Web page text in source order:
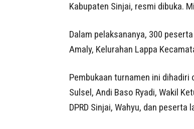
Kabupaten Sinjai, resmi dibuka.
Dalam pelaksananya, 300
Amaly, Kelurahan Lappa
Pembukaan turnamen ini
Sulsel, Andi Baso Ryadi, Wakil
DPRD Sinjai, Wahyu, dan peserta